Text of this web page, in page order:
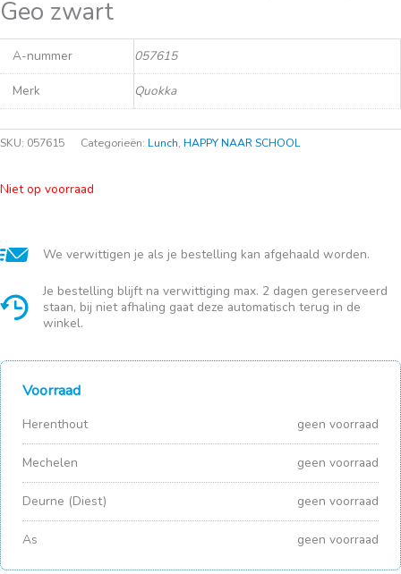
Geo zwart
A-nummer 057615
Merk Quokka
SKU: 057615 Categorieën: Lunch, HAPPY NAAR SCHOOL
Niet op voorraad
We verwittigen je als je bestelling kan afgehaald worden.
Je bestelling blijft na verwittiging max. 2 dagen gereserveerd
staan, bij niet afhaling gaat deze automatisch terug in de
winkel.
Voorraad
Herenthout geen voorraad
Mechelen geen voorraad
Deurne (Diest) geen voorraad
As geen voorraad